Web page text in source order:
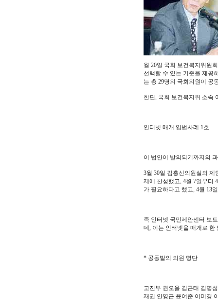
월 20일 국회 보건복지위원
선택할 수 있는 기준을 제공
는 총 29명의 국회의원이 공
한편, 국회 보건복지위 소속
인터넷 매개 입법사례 1호
이 법안이 발의되기까지의
3월 30일 김홍신의원실의 제
제에 찬성했고, 4월 7일부터
가 필요하다고 했고, 4월 13
즉 인터넷 국민제안센터 보
데, 이는 인터넷을 매개로 한
* 공동발의 의원 명단
고진부 권오을 김근태 김명
재권 안영근 윤여준 이미경